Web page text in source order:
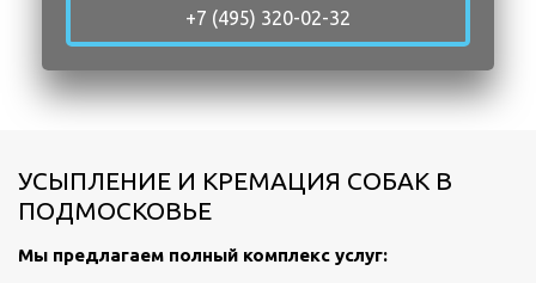
+7 (495) 320-02-32
УСЫПЛЕНИЕ И КРЕМАЦИЯ СОБАК В
ПОДМОСКОВЬЕ
Мы предлагаем полный комплекс услуг: